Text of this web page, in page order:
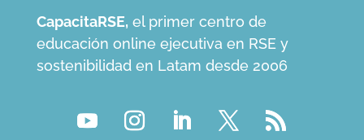
CapacitaRSE, el primer centro de
educación online ejecutiva en RSE y
sostenibilidad en Latam desde 2006